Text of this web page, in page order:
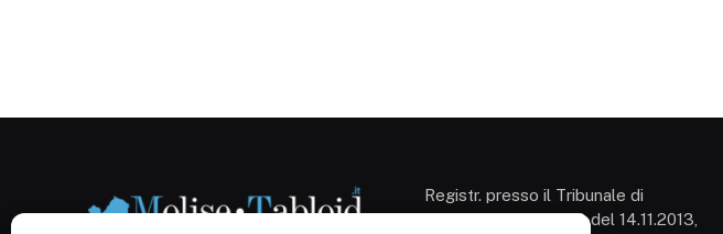
Registr. presso il Tribunale di
Campobasso: 3/2013 del 14.11.2013,